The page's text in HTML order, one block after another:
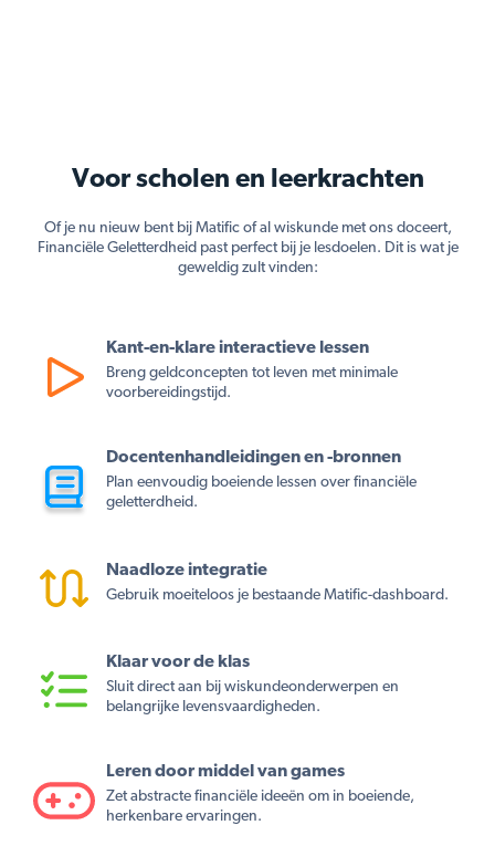
Voor scholen en leerkrachten
Of je nu nieuw bent bij Matific of al wiskunde met ons doceert,
Financiële Geletterdheid past perfect bij je lesdoelen. Dit is wat je
geweldig zult vinden:
Kant-en-klare interactieve lessen
Breng geldconcepten tot leven met minimale
voorbereidingstijd.
Docentenhandleidingen en -bronnen
Plan eenvoudig boeiende lessen over financiële
geletterdheid.
Naadloze integratie
Gebruik moeiteloos je bestaande Matific-dashboard.
Klaar voor de klas
Sluit direct aan bij wiskundeonderwerpen en
belangrijke levensvaardigheden.
Leren door middel van games
Zet abstracte financiële ideeën om in boeiende,
herkenbare ervaringen.